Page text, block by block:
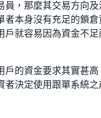
員，那麼其交易方向及
者本身沒有充足的鎖倉
戶就容易因為資金不足
戶的資金要求其實甚高
者決定使用跟單系統之